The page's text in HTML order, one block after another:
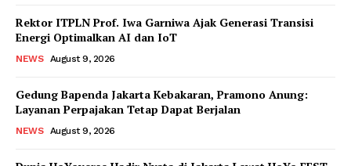
Rektor ITPLN Prof. Iwa Garniwa Ajak Generasi Transisi
Energi Optimalkan AI dan IoT
NEWS August 9, 2026
Gedung Bapenda Jakarta Kebakaran, Pramono Anung:
Layanan Perpajakan Tetap Dapat Berjalan
NEWS August 9, 2026